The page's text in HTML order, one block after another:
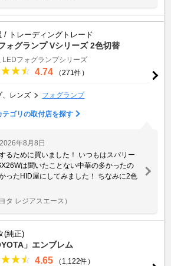
/ トレーディングトレード
ォグランプ Vシリーズ 2色切替
LEDフォグランプシリーズ
4.74 （271件）
、レンズ フォグランプ
テゴリの取付店を探す
2026年8月8日
るために買いました！ いつもはスパリー
は聞いたことない中華の多かったの
ったHID屋にしてみました！ ちなみに2色
タ レジアスエース）
(純正)
」エンブレム
4.65 （1,122件）